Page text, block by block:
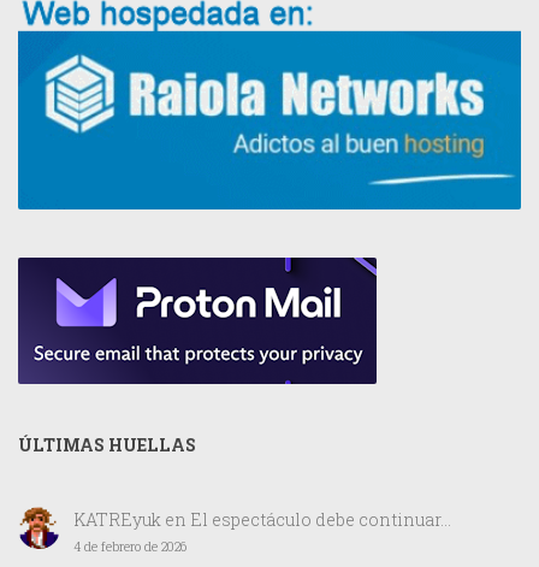
ÚLTIMAS HUELLAS
KATREyuk en El espectáculo debe continuar…
4 de febrero de 2026